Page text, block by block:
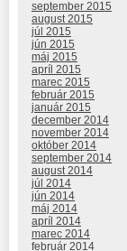
september 2015
august 2015
júl 2015
jún 2015
máj 2015
apríl 2015
marec 2015
február 2015
január 2015
december 2014
november 2014
október 2014
september 2014
august 2014
júl 2014
jún 2014
máj 2014
apríl 2014
marec 2014
február 2014